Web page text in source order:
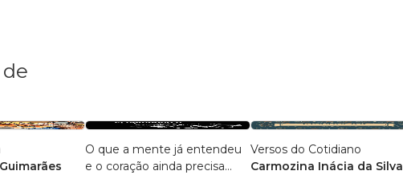
O que a mente já entendeu
e o coração ainda precisa
Versos do Cotidiano
Carmozina Inácia da Silva